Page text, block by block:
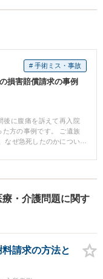
# 手術ミス・事故
損害賠償請求の事例
後に腹痛を訴えて再入院
た方の事例です。 ご遺族
なぜ急死したのかについ
術の際に長期にわたって
りました。 この点を病院
は医療過誤を争うも、示
をしてきました。 しか
医療調査の結果、なぜ急
療水準に照らして問題が
・介護問題に関す
請求の方法と